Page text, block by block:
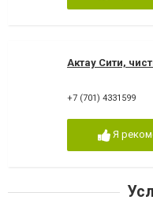
Актау Сити,
+7 (701) 4331599
Я